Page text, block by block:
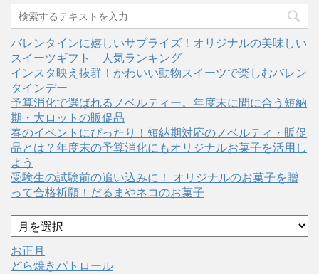
バレンタインに嬉しいサプライズ！オリジナルの美味しい
スイーツギフト 人気ランキング
インスタ映え抜群！かわいい動物スイーツで楽しむバレン
タインデー
予算消化で選ばれるノベルティー。年度末に間に合う短納
期・大ロットの販促品
春のイベントにぴったり！短納期対応のノベルティ・販促
品とは？年度末の予算消化にもオリジナルお菓子を活用し
よう
受験生の試験前の追い込みに！ オリジナルのお菓子を贈
って合格祈願！だるまやネコのお菓子
ア
ー
カ
イ
お正月
どら焼きパトロール